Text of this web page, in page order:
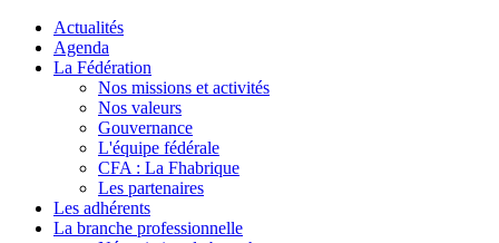
Actualités
Agenda
La Fédération
Nos missions et activités
Nos valeurs
Gouvernance
L'équipe fédérale
CFA : La Fhabrique
Les partenaires
Les adhérents
La branche professionnelle